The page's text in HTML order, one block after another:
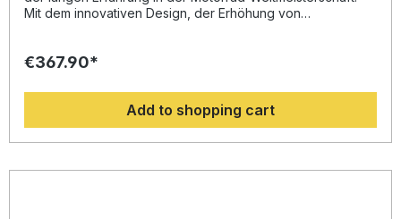
Mit dem innovativen Design, der Erhöhung von
Fahrzeug deutlich auf und erhalten ein perfektes Preis-
eine hörbare Soundverbesserung zur Serie, die Sie beim
Fahren geniessen können. Der Hersteller ist DIN zertifiziert
und garantiert somit eine gleichbleibend hohe Qualität
seiner Produkte, von der Sie als Kunde profitieren.
Montageempfehlungen: GPR Produkte sind Plug and Play.
€367.90*
Add to shopping cart